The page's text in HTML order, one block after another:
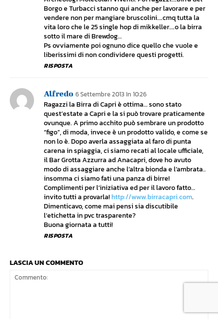
Borgo e Turbacci stanno qui anche per lavorare e per
vendere non per mangiare bruscolini….cmq tutta la
vita loro che le 25 single hop di mikkeller….o la birra
sotto il mare di Brewdog…
Ps ovviamente poi ognuno dice quello che vuole e
liberissimi di non condividere questi progetti.
RISPOSTA
Alfredo 6 Settembre 2013 In 10:26
Ragazzi la Birra di Capri è ottima… sono stato
quest’estate a Capri e la si può trovare praticamente
ovunque. A primo acchito può sembrare un prodotto
“figo”, di moda, invece è un prodotto valido, e come se
non lo è. Dopo averla assaggiata al faro di punta
carena in spiaggia, ci siamo recati al locale ufficiale,
il Bar Grotta Azzurra ad Anacapri, dove ho avuto
modo di assaggiare anche l’altra bionda e l’ambrata..
insomma ci siamo fati una panza di birre!
Complimenti per l’iniziativa ed per il lavoro fatto…
invito tutti a provarla!http://www.birracapri.com.
Dimenticavo, come mai pensi sia discutibile
l’etichetta in pvc trasparente?
Buona giornata a tutti!
RISPOSTA
LASCIA UN COMMENTO